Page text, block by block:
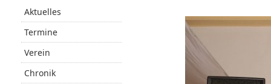
Aktuelles
Termine
Verein
Chronik